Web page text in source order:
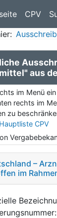
CPV
aus
im Menü
rechts im
zu
Hauptliste CPV
–
im